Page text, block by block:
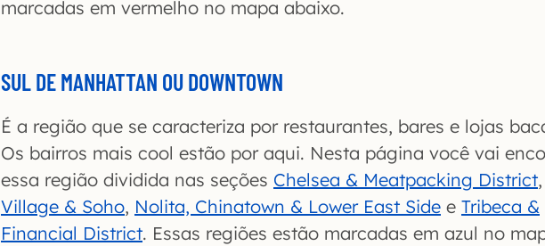
marcadas em vermelho no mapa abaixo.
SUL DE MANHATTAN OU DOWNTOWN
É a região que se caracteriza por restaurantes, bares e lojas
Os bairros mais cool estão por aqui. Nesta página você vai
essa região dividida nas seções Chelsea & Meatpacking District,
Village & Soho, Nolita, Chinatown & Lower East Side e Tribeca &
Financial District. Essas regiões estão marcadas em azul no